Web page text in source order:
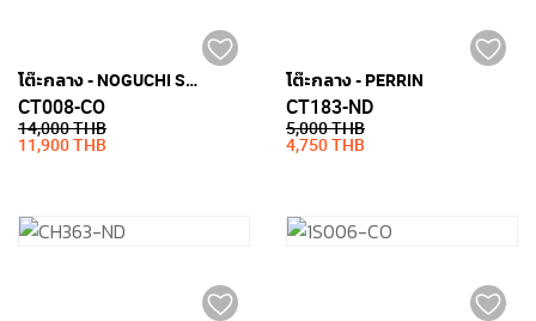
โต๊ะกลาง - NOGUCHI STYLE (กระจกเทมเปอร์หนา 19มม.)
CT008-CO
14,000 THB
11,900 THB
โต๊ะกลาง - PERRIN
CT183-ND
5,000 THB
4,750 THB